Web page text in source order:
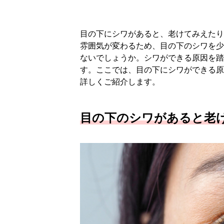
目の下にシワがあると、老けてみえた
雰囲気が変わるため、目の下のシワを
ないでしょうか。シワができる原因を
す。ここでは、目の下にシワができる
詳しくご紹介します。
目の下のシワがあると老